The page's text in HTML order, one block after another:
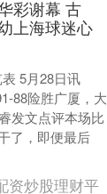
彩谢幕 古
上海球迷心
5月28日讯
88险胜广厦，大
发文点评本场比
了，即便最后
资炒股理财平